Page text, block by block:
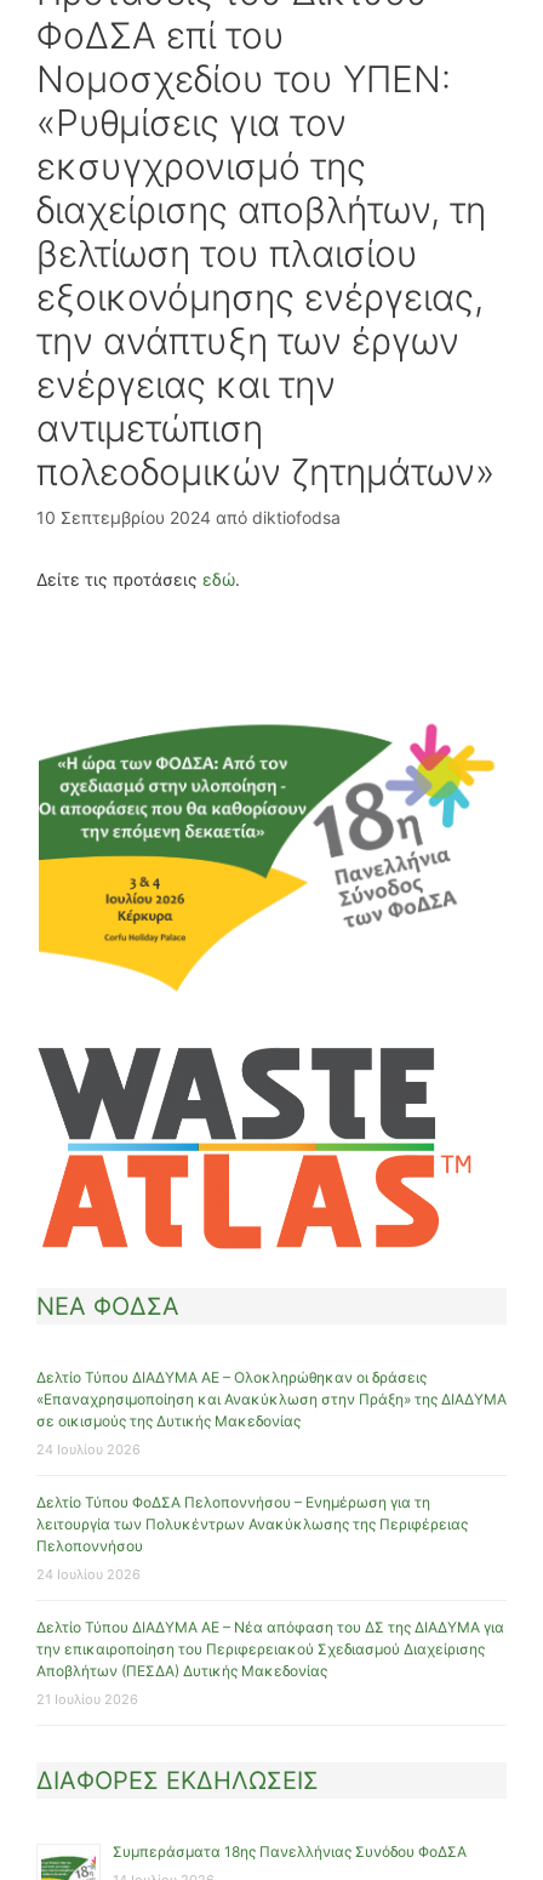
ΦοΔΣΑ επί του
Νομοσχεδίου του ΥΠΕΝ:
«Ρυθμίσεις για τον
εκσυγχρονισμό της
διαχείρισης αποβλήτων, τη
βελτίωση του πλαισίου
εξοικονόμησης ενέργειας,
την ανάπτυξη των έργων
ενέργειας και την
αντιμετώπιση
πολεοδομικών ζητημάτων»
10 Σεπτεμβρίου 2024 από diktiofodsa
Δείτε τις προτάσεις εδώ.
ΝΕΑ ΦΟΔΣΑ
Δελτίο Τύπου ΔΙΑΔΥΜΑ ΑΕ – Ολοκληρώθηκαν οι δράσεις
«Επαναχρησιμοποίηση και Ανακύκλωση στην Πράξη» της ΔΙΑΔΥΜΑ
σε οικισμούς της Δυτικής Μακεδονίας
24 Ιουλίου 2026
Δελτίο Τύπου ΦοΔΣΑ Πελοποννήσου – Ενημέρωση για τη
λειτουργία των Πολυκέντρων Ανακύκλωσης της Περιφέρειας
Πελοποννήσου
24 Ιουλίου 2026
Δελτίο Τύπου ΔΙΑΔΥΜΑ ΑΕ – Νέα απόφαση του ΔΣ της ΔΙΑΔΥΜΑ για
την επικαιροποίηση του Περιφερειακού Σχεδιασμού Διαχείρισης
Αποβλήτων (ΠΕΣΔΑ) Δυτικής Μακεδονίας
21 Ιουλίου 2026
ΔΙΑΦΟΡΕΣ ΕΚΔΗΛΩΣΕΙΣ
Συμπεράσματα 18ης Πανελλήνιας Συνόδου ΦοΔΣΑ